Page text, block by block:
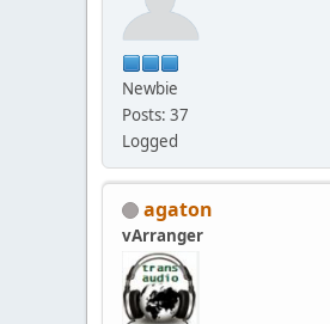
Newbie
Posts: 37
Logged
agaton
vArranger